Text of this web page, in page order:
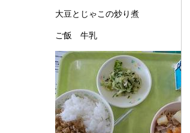
大豆とじゃこの炒り煮
ご飯 牛乳